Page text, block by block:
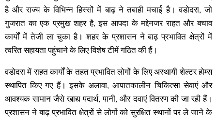
है और राज्य के विभिन्न हिस्सों में बाढ़ ने तबाही मचाई है। वडोदरा, जो
गुजरात का एक प्रमुख शहर है, इस आपदा के मद्देनजर राहत और बचाव
कार्यों में तेजी ला चुका है। शहर के प्रशासन ने बाढ़ प्रभावित क्षेत्रों में
त्वरित सहायता पहुंचाने के लिए विशेष टीमें गठित की हैं।
वडोदरा में राहत कार्यों के तहत प्रभावित लोगों के लिए अस्थायी शेल्टर होम्स
स्थापित किए गए हैं। इसके अलावा, आपातकालीन चिकित्सा सेवाएं और
आवश्यक सामान जैसे खाद्य पदार्थ, पानी, और दवाएं वितरण की जा रही हैं।
प्रशासन ने बाढ़ प्रभावित क्षेत्रों से लोगों को सुरक्षित स्थानों पर ले जाने के